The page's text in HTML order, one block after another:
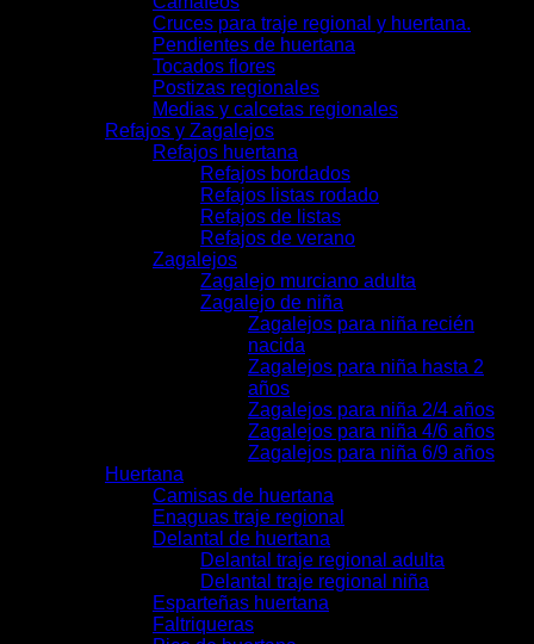
Cruces para traje regional y huertana.
Pendientes de huertana
Tocados flores
Postizas regionales
Medias y calcetas regionales
Refajos y Zagalejos
Refajos huertana
Refajos bordados
Refajos listas rodado
Refajos de listas
Refajos de verano
Zagalejos
Zagalejo murciano adulta
Zagalejo de niña
Zagalejos para niña recién
nacida
Zagalejos para niña hasta 2
años
Zagalejos para niña 2/4 años
Zagalejos para niña 4/6 años
Zagalejos para niña 6/9 años
Huertana
Camisas de huertana
Enaguas traje regional
Delantal de huertana
Delantal traje regional adulta
Delantal traje regional niña
Esparteñas huertana
Faltriqueras